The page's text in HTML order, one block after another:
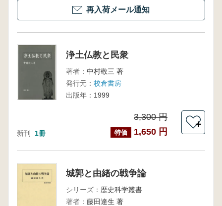
再入荷メール通知
浄土仏教と民衆
著者： 中村敬三 著
発行元： 校倉書房
出版年： 1999
新刊 1冊
3,300 円
特価 1,650 円
＋
城郭と由緒の戦争論
シリーズ： 歴史科学叢書
著者： 藤田達生 著